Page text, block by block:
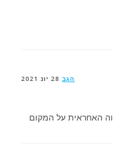
הגב 28 יונ 2021
האחראית על המקום